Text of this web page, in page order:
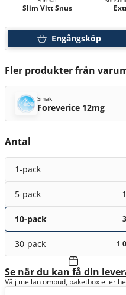
Engångsköp
Slim Vitt Snus
Fler produkter från
Smak
Foreverice 12mg
Antal
1-pack
5-pack
10-pack
30-pack 1
Se när du kan få din
Välj mellan ombud, paketbox eller